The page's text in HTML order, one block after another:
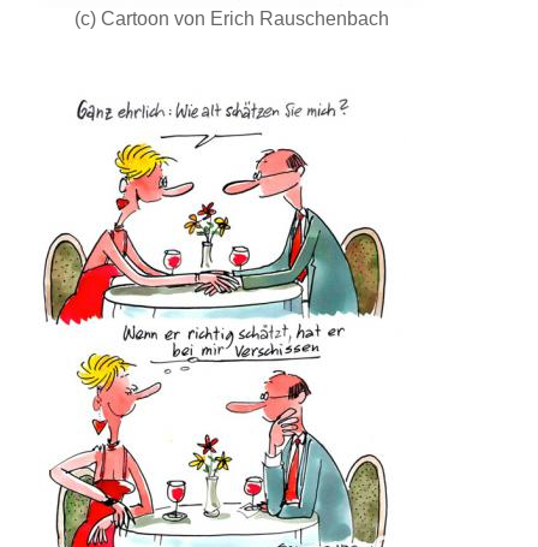
(c) Cartoon von Erich Rauschenbach